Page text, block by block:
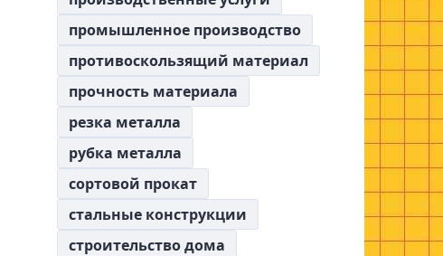
промышленное производство
противоскользящий материал
прочность материала
резка металла
рубка металла
сортовой прокат
стальные конструкции
строительство дома